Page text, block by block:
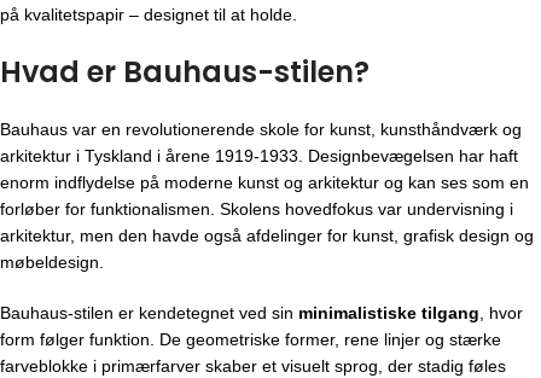
på kvalitetspapir – designet til at holde.
Hvad er Bauhaus-stilen?
Bauhaus var en revolutionerende skole for kunst, kunsthåndværk og
arkitektur i Tyskland i årene 1919-1933. Designbevægelsen har haft
enorm indflydelse på moderne kunst og arkitektur og kan ses som en
forløber for funktionalismen. Skolens hovedfokus var undervisning i
arkitektur, men den havde også afdelinger for kunst, grafisk design og
møbeldesign.
Bauhaus-stilen er kendetegnet ved sin minimalistiske tilgang , hvor
form følger funktion. De geometriske former, rene linjer og stærke
farveblokke i primærfarver skaber et visuelt sprog, der stadig føles